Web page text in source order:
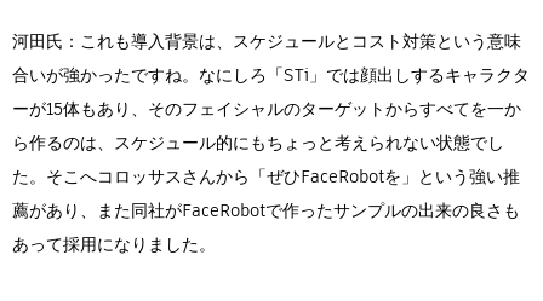
河田氏：これも導入背景は、スケジュールとコスト対策という意味
合いが強かったですね。なにしろ「STi」では顔出しするキャラクタ
ーが15体もあり、そのフェイシャルのターゲットからすべてを一か
ら作るのは、スケジュール的にもちょっと考えられない状態でし
た。そこへコロッサスさんから「ぜひFaceRobotを」という強い推
薦があり、また同社がFaceRobotで作ったサンプルの出来の良さも
あって採用になりました。